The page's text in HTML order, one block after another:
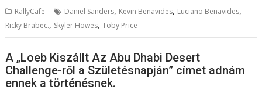
RallyCafe Daniel Sanders, Kevin Benavides, Luciano Benavides,
Ricky Brabec., Skyler Howes,Toby Price
A „Loeb Kiszállt Az Abu Dhabi Desert
Challenge-ről a Születésnapján” címet adnám
ennek a történésnek.